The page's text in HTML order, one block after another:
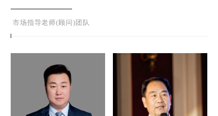
市场指导老师(顾问)团队